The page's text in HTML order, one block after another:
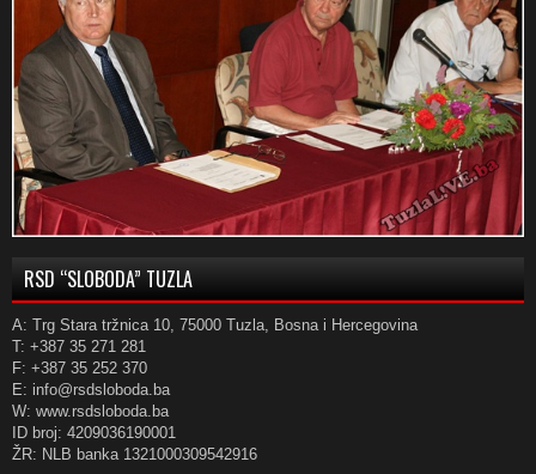
RSD “SLOBODA” TUZLA
A: Trg Stara tržnica 10, 75000 Tuzla, Bosna i Hercegovina
T: +387 35 271 281
F: +387 35 252 370
E: info@rsdsloboda.ba
W: www.rsdsloboda.ba
ID broj: 4209036190001
ŽR: NLB banka 1321000309542916